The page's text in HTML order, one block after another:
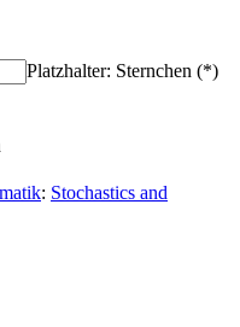
Platzhalter: Sternchen (*)
: Stochastics and